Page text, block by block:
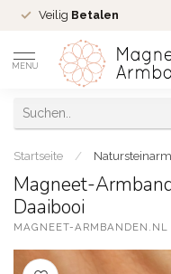
Veilig Betalen
MENU
Startseite /
Magneet-
Daaibooi
MAGNEET-ARMBANDEN.NL